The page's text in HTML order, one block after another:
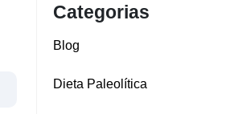
Categorias
Blog
Dieta Paleolítica